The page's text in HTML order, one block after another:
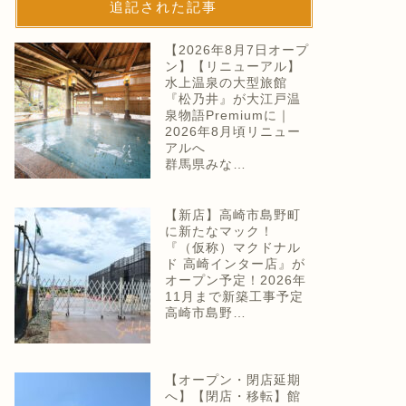
追記された記事
【2026年8月7日オープ
ン】【リニューアル】
水上温泉の大型旅館
『松乃井』が大江戸温
泉物語Premiumに｜
2026年8月頃リニュー
アルへ
群馬県みな…
【新店】高崎市島野町
に新たなマック！
『（仮称）マクドナル
ド 高崎インター店』が
オープン予定！2026年
11月まで新築工事予定
高崎市島野…
【オープン・閉店延期
へ】【閉店・移転】館